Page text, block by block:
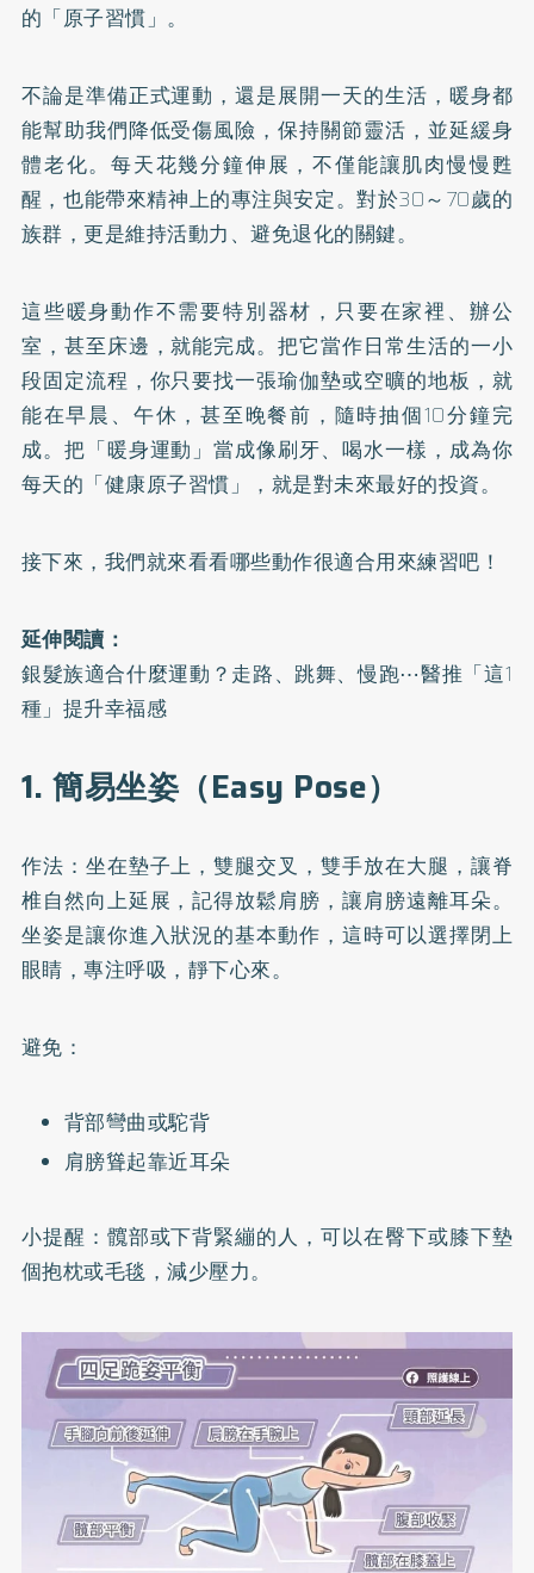
的「原子習慣」。
不論是準備正式運動，還是展開一天的生活，暖身都
能幫助我們降低受傷風險，保持關節靈活，並延緩身
體老化。每天花幾分鐘伸展，不僅能讓肌肉慢慢甦
醒，也能帶來精神上的專注與安定。對於30～70歲的
族群，更是維持活動力、避免退化的關鍵。
這些暖身動作不需要特別器材，只要在家裡、辦公
室，甚至床邊，就能完成。把它當作日常生活的一小
段固定流程，你只要找一張瑜伽墊或空曠的地板，就
能在早晨、午休，甚至晚餐前，隨時抽個10分鐘完
成。把「暖身運動」當成像刷牙、喝水一樣，成為你
每天的「健康原子習慣」，就是對未來最好的投資。
接下來，我們就來看看哪些動作很適合用來練習吧！
延伸閱讀：
銀髮族適合什麼運動？走路、跳舞、慢跑⋯醫推「這1
種」提升幸福感
1. 簡易坐姿（Easy Pose）
作法：坐在墊子上，雙腿交叉，雙手放在大腿，讓脊
椎自然向上延展，記得放鬆肩膀，讓肩膀遠離耳朵。
坐姿是讓你進入狀況的基本動作，這時可以選擇閉上
眼睛，專注呼吸，靜下心來。
避免：
背部彎曲或駝背
肩膀聳起靠近耳朵
小提醒：髖部或下背緊繃的人，可以在臀下或膝下墊
個抱枕或毛毯，減少壓力。